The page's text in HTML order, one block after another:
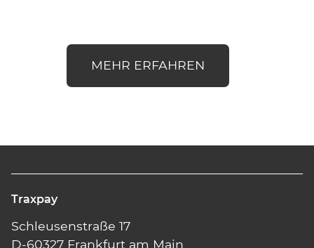
MEHR ERFAHREN
Traxpay
Schleusenstraße 17
D-60327 Frankfurt am Main